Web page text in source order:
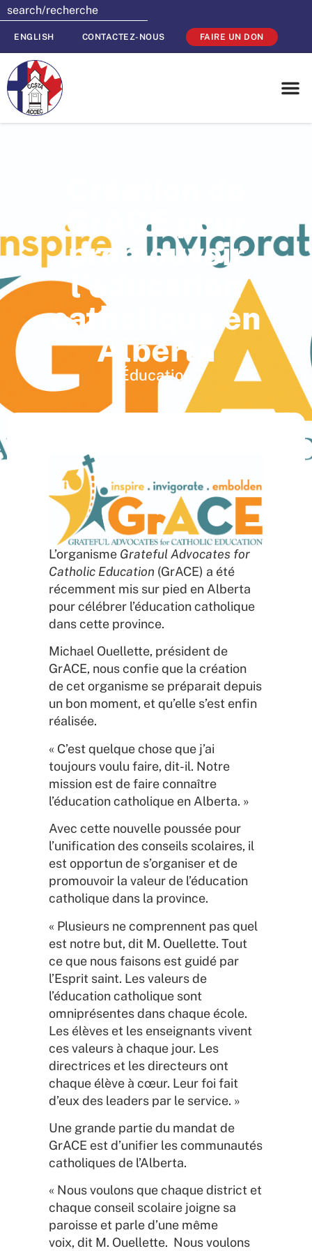
ENGLISH CONTACTEZ-NOUS FAIRE UN DON
GrACE pour
promouvoir
l’éducation
catholique en
Alberta
Éducation
L’organisme Grateful Advocates for
Catholic Education (GrACE) a été
récemment mis sur pied en Alberta
pour célébrer l’éducation catholique
dans cette province.
Michael Ouellette, président de
GrACE, nous confie que la création
de cet organisme se préparait depuis
un bon moment, et qu’elle s’est enfin
réalisée.
« C’est quelque chose que j’ai
toujours voulu faire, dit-il. Notre
mission est de faire connaître
l’éducation catholique en Alberta. »
Avec cette nouvelle poussée pour
l’unification des conseils scolaires, il
est opportun de s’organiser et de
promouvoir la valeur de l’éducation
catholique dans la province.
« Plusieurs ne comprennent pas quel
est notre but, dit M. Ouellette. Tout
ce que nous faisons est guidé par
l’Esprit saint. Les valeurs de
l’éducation catholique sont
omniprésentes dans chaque école.
Les élèves et les enseignants vivent
ces valeurs à chaque jour. Les
directrices et les directeurs ont
chaque élève à cœur. Leur foi fait
d’eux des leaders par le service. »
Une grande partie du mandat de
GrACE est d’unifier les communautés
catholiques de l’Alberta.
« Nous voulons que chaque district et
chaque conseil scolaire joigne sa
paroisse et parle d’une même
voix, dit M. Ouellette. Nous voulons